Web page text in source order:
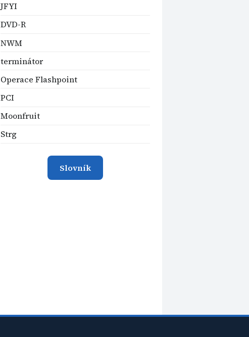
JFYI
DVD-R
NWM
terminátor
Operace Flashpoint
PCI
Moonfruit
Strg
Slovník